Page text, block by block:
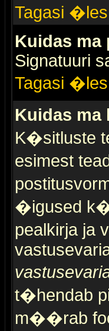
Tagasi �les
Kuidas ma
Signatuuri
Tagasi �les
Kuidas
K�sitluste
esimest
�igused
pealkirja ja
t�hendab
m��rab